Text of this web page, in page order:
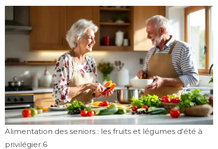
Alimentation des seniors : les fruits et légumes d'été à
privilégier 6